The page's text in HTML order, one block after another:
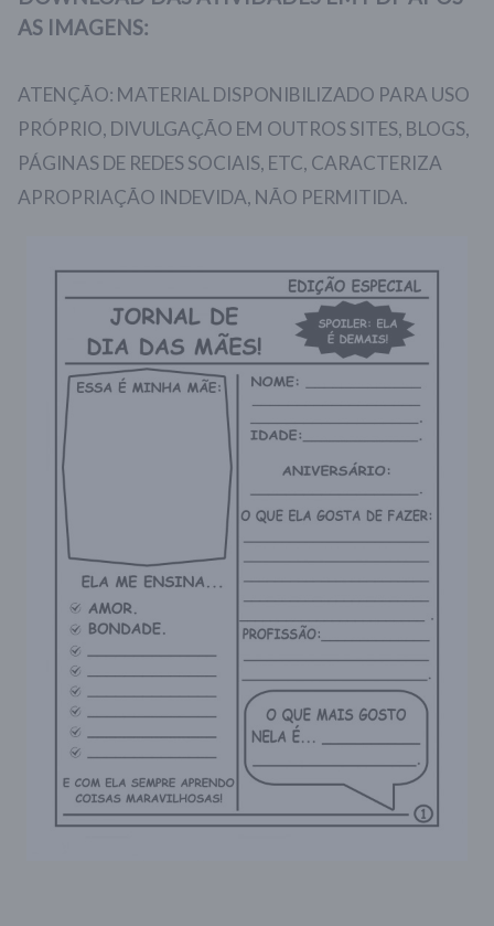
AS IMAGENS:
ATENÇÃO: MATERIAL DISPONIBILIZADO PARA USO
PRÓPRIO, DIVULGAÇÃO EM OUTROS SITES, BLOGS,
PÁGINAS DE REDES SOCIAIS, ETC, CARACTERIZA
APROPRIAÇÃO INDEVIDA, NÃO PERMITIDA.